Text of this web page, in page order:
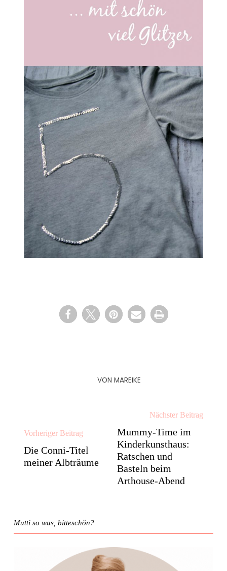
VON MAREIKE
Vorheriger Beitrag
Die Conni-Titel
meiner Albträume
Nächster Beitrag
Mummy-Time im
Kinderkunsthaus:
Ratschen und
Basteln beim
Arthouse-Abend
Mutti so was, bitteschön?